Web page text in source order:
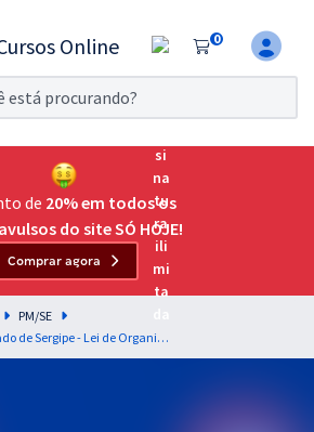
0
11
grátis por 7 dias!
Passar
para o Exame da
para as principais
de 20% em todos os
do site SÓ HOJE!
Comprar agora
PM/SE
PM SE - Polícia Militar do Estado de Sergipe - Lei de Organização Básica da PMSE - Lei nº 3.669/95 - Professor: Eduardo Galante (Pós-Edital)